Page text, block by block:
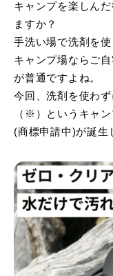
キャンプを楽しん
ますか？
手洗い場で洗剤を
キャンプ場ならご
が普通ですよね。
今回、洗剤を使わ
（※）というキャ
(商標申請中)が誕生